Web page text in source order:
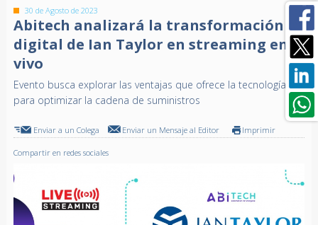
30 de Agosto de 2023
Abitech analizará la transformación
digital de Ian Taylor en streaming en
vivo
Evento busca explorar las ventajas que ofrece la tecnología
para optimizar la cadena de suministros
Enviar a un Colega Enviar un Mensaje al Editor Imprimir
Compartir en redes sociales